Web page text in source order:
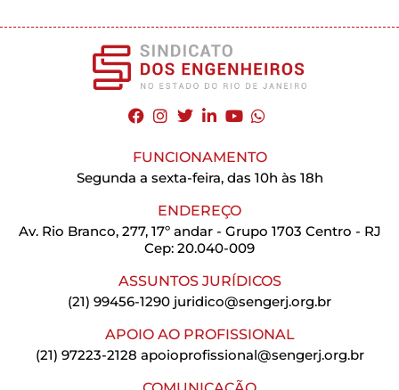
FUNCIONAMENTO
Segunda a sexta-feira, das 10h às 18h
ENDEREÇO
Av. Rio Branco, 277, 17º andar - Grupo 1703 Centro - RJ
Cep: 20.040-009
ASSUNTOS JURÍDICOS
(21) 99456-1290 juridico@sengerj.org.br
APOIO AO PROFISSIONAL
(21) 97223-2128 apoioprofissional@sengerj.org.br